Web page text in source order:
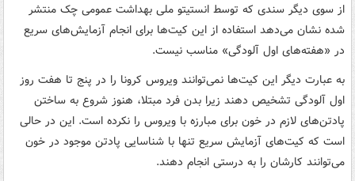
از سوی دیگر سندی که توسط انستیتو ملی بهداشت عمومی چک منتشر
شده نشان می‌دهد استفاده از این کیت‌ها برای انجام آزمایش‌های سریع
در «هفته‌های اول آلودگی» مناسب نیست.
به عبارت دیگر این کیت‌ها نمی‌توانند ویروس کرونا را در پنج تا هفت روز
اول آلودگی تشخیص دهند زیرا بدن فرد مبتلا، هنوز شروع به ساختن
پادتن‌های لازم در خون برای مبارزه با ویروس را نکرده است. این در حالی
است که کیت‌های آزمایش‌ سریع تنها با شناسایی پادتن موجود در خون
می‌توانند کارشان را به درستی انجام دهند.